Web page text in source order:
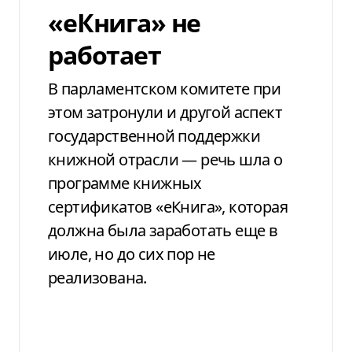
«еКнига» не
работает
В парламентском комитете при
этом затронули и другой аспект
государственной поддержки
книжной отрасли — речь шла о
программе книжных
сертификатов «еКнига», которая
должна была заработать еще в
июле, но до сих пор не
реализована.